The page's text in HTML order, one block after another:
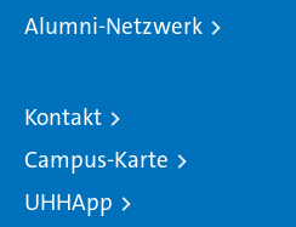
Alumni-Netzwerk
Kontakt
Campus-Karte
UHHApp